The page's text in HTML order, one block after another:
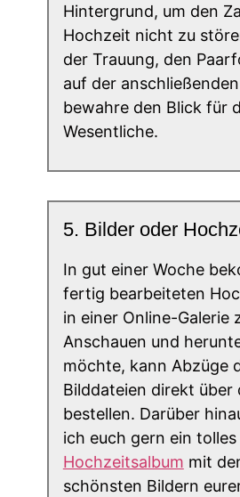
Hintergrund, um den
Hochzeit nicht zu
der Trauung, den
auf der
bewahre den Blick für
Wesentliche.
5. Bilder oder
In gut einer Woche
fertig bearbeiteten
in einer Online-Galerie
Anschauen und
möchte, kann Abzüge
Bilddateien direkt über
bestellen. Darüber
ich euch gern ein tolles
Hochzeitsalbum mit
schönsten Bildern